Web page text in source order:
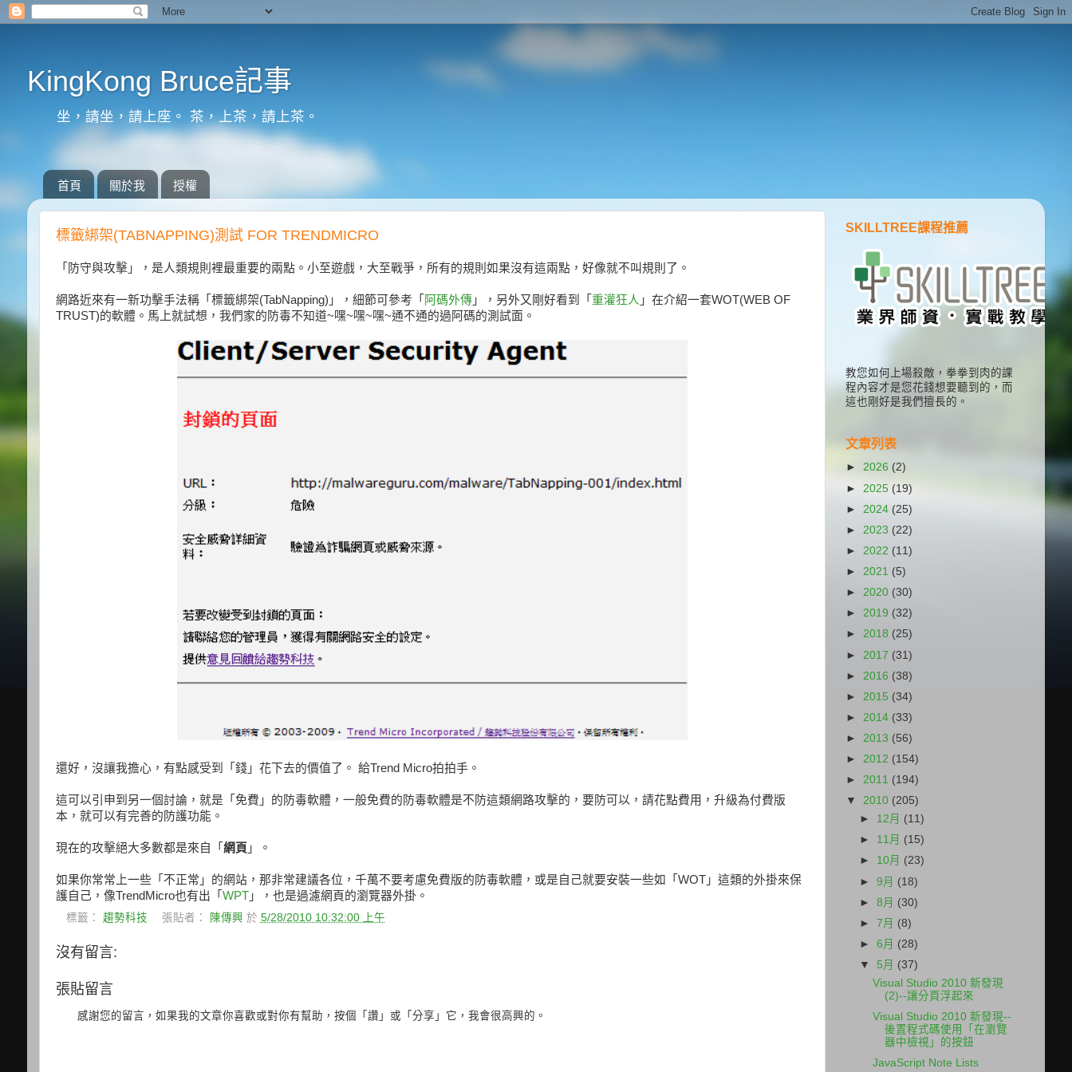
KingKong Bruce記事
坐，請坐，請上座。 茶，上茶，請上茶。
首頁 關於我 授權
標籤綁架(TABNAPPING)測試 FOR TRENDMICRO
「防守與攻擊」，是人類規則裡最重要的兩點。小至遊戲，大至戰爭，所有的規則如果沒有這兩點，好像就不叫規則了。
網路近來有一新功擊手法稱「標籤綁架(TabNapping)」，細節可參考「 阿碼外傳」，另外又剛好看到「 重灌狂人 」在介紹一套WOT(WEB OF
TRUST)的軟體。馬上就試想，我們家的防毒不知道~嘿~嘿~嘿~通不通的過阿碼的測試面。
還好，沒讓我擔心，有點感受到「錢」花下去的價值了。 給Trend Micro拍拍手。
這可以引申到另一個討論，就是「免費」的防毒軟體，一般免費的防毒軟體是不防這類網路攻擊的，要防可以，請花點費用，升級為付費版
本，就可以有完善的防護功能。
現在的攻擊絕大多數都是來自「 網頁 」。
如果你常常上一些「不正常」的網站，那非常建議各位，千萬不要考慮免費版的防毒軟體，或是自己就要安裝一些如「WOT」這類的外掛來保
護自己，像TrendMicro也有出「 WPT」，也是過濾網頁的瀏覽器外掛。
標籤：趨勢科技 張貼者： 陳傳興 於 5/28/2010 10:32:00 上午
沒有留言:
張貼留言
感謝您的留言，如果我的文章你喜歡或對你有幫助，按個「讚」或「分享」它，我會很高興的。
SKILLTREE課程推薦
教您如何上場殺敵，拳拳到肉的課
程內容才是您花錢想要聽到的，而
這也剛好是我們擅長的。
文章列表
►2026 (2)
► 2025 (19)
► 2024 (25)
► 2023 (22)
► 2022 (11)
►2021 (5)
►2020 (30)
►2019 (32)
►2018 (25)
► 2017 (31)
► 2016 (38)
► 2015 (34)
► 2014 (33)
►2013 (56)
►2012 (154)
►2011 (194)
▼2010 (205)
► 12月 (11)
► 11月 (15)
► 10月 (23)
► 9月 (18)
► 8月 (30)
► 7月 (8)
► 6月 (28)
▼ 5月 (37)
Visual Studio 2010 新發現
(2)--讓分頁浮起來
Visual Studio 2010 新發現--
後置程式碼使用「在瀏覽
器中檢視」的按鈕
JavaScript Note Lists